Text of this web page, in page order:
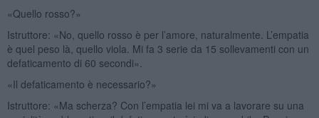
«Quello rosso?»
Istruttore: «No, quello rosso è per l’amore, naturalmente. L’empatia
è quel peso là, quello viola. Mi fa 3 serie da 15 sollevamenti con un
defaticamento di 60 secondi».
«Il defaticamento è necessario?»
Istruttore: «Ma scherza? Con l’empatia lei mi va a lavorare su una